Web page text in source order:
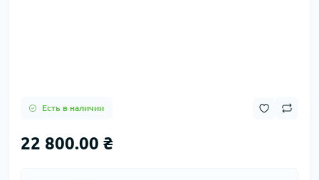
Есть в наличии
22 800.00 ₴